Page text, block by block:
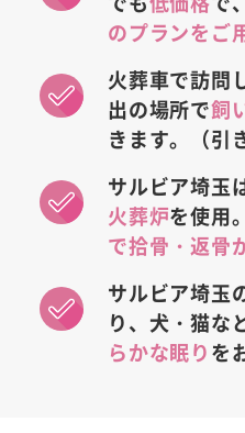
のプランをご
火葬車で訪問
出の場所で飼
きます。（引
サルビア埼玉
火葬炉を使用。
で拾骨・返骨
サルビア埼玉
り、犬・猫な
らかな眠りを